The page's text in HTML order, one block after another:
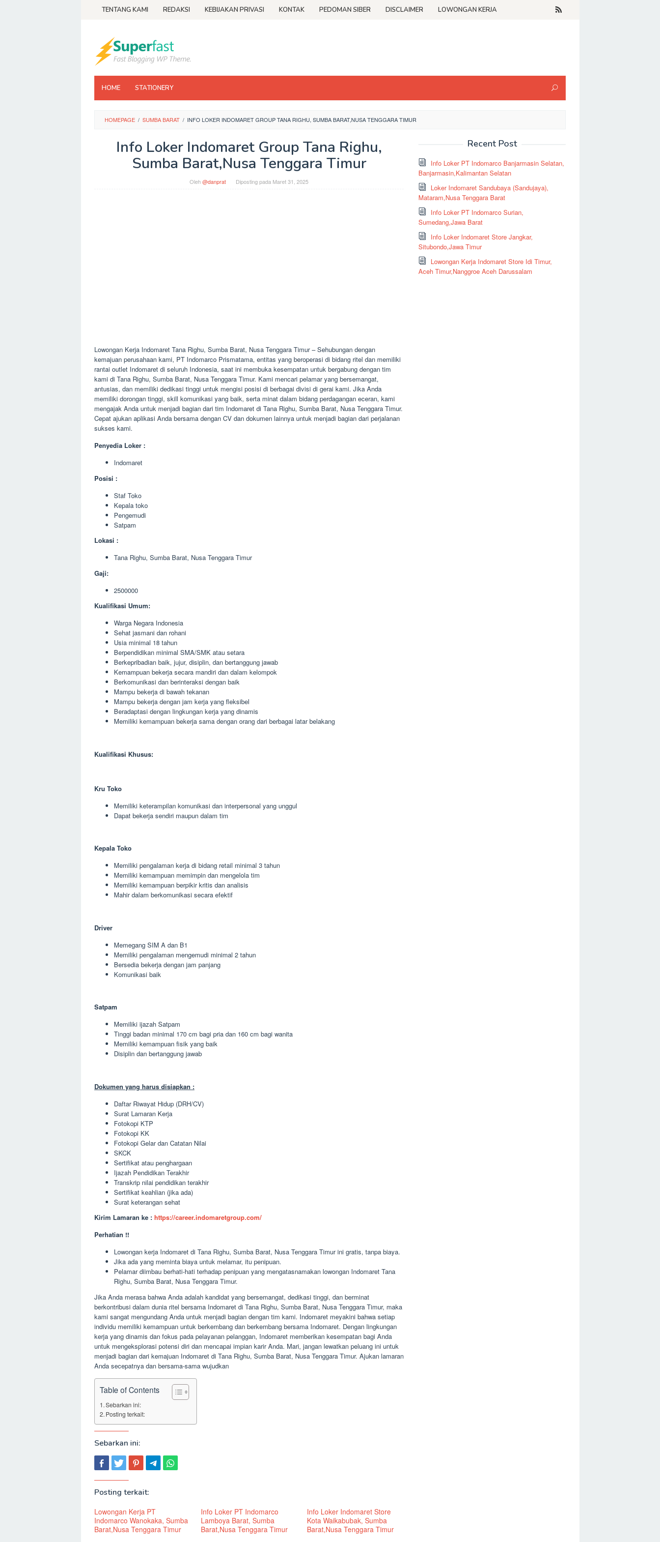
TENTANG KAMI REDAKSI KEBIJAKAN PRIVASI KONTAK PEDOMAN SIBER DISCLAIMER LOWONGAN KERJA
HOME STATIONERY
HOMEPAGE / SUMBA BARAT / INFO LOKER INDOMARET GROUP TANA RIGHU, SUMBA BARAT,NUSA TENGGARA TIMUR
Info Loker Indomaret Group Tana Righu,
Sumba Barat,Nusa Tenggara Timur
Oleh@danprat Diposting pada Maret 31, 2025
Lowongan Kerja Indomaret Tana Righu, Sumba Barat, Nusa Tenggara Timur – Sehubungan dengan
kemajuan perusahaan kami, PT Indomarco Prismatama, entitas yang beroperasi di bidang ritel dan memiliki
rantai outlet Indomaret di seluruh Indonesia, saat ini membuka kesempatan untuk bergabung dengan tim
kami di Tana Righu, Sumba Barat, Nusa Tenggara Timur. Kami mencari pelamar yang bersemangat,
antusias, dan memiliki dedikasi tinggi untuk mengisi posisi di berbagai divisi di gerai kami. Jika Anda
memiliki dorongan tinggi, skill komunikasi yang baik, serta minat dalam bidang perdagangan eceran, kami
mengajak Anda untuk menjadi bagian dari tim Indomaret di Tana Righu, Sumba Barat, Nusa Tenggara Timur.
Cepat ajukan aplikasi Anda bersama dengan CV dan dokumen lainnya untuk menjadi bagian dari perjalanan
sukses kami.
Penyedia Loker :
Indomaret
Posisi :
Staf Toko
Kepala toko
Pengemudi
Satpam
Lokasi :
Tana Righu, Sumba Barat, Nusa Tenggara Timur
Gaji:
2500000
Kualifikasi Umum:
Warga Negara Indonesia
Sehat jasmani dan rohani
Usia minimal 18 tahun
Berpendidikan minimal SMA/SMK atau setara
Berkepribadian baik, jujur, disiplin, dan bertanggung jawab
Kemampuan bekerja secara mandiri dan dalam kelompok
Berkomunikasi dan berinteraksi dengan baik
Mampu bekerja di bawah tekanan
Mampu bekerja dengan jam kerja yang fleksibel
Beradaptasi dengan lingkungan kerja yang dinamis
Memiliki kemampuan bekerja sama dengan orang dari berbagai latar belakang
Kualifikasi Khusus:
Kru Toko
Memiliki keterampilan komunikasi dan interpersonal yang unggul
Dapat bekerja sendiri maupun dalam tim
Kepala Toko
Memiliki pengalaman kerja di bidang retail minimal 3 tahun
Memiliki kemampuan memimpin dan mengelola tim
Memiliki kemampuan berpikir kritis dan analisis
Mahir dalam berkomunikasi secara efektif
Driver
Memegang SIM A dan B1
Memiliki pengalaman mengemudi minimal 2 tahun
Bersedia bekerja dengan jam panjang
Komunikasi baik
Satpam
Memiliki ijazah Satpam
Tinggi badan minimal 170 cm bagi pria dan 160 cm bagi wanita
Memiliki kemampuan fisik yang baik
Disiplin dan bertanggung jawab
Dokumen yang harus disiapkan :
Daftar Riwayat Hidup (DRH/CV)
Surat Lamaran Kerja
Fotokopi KTP
Fotokopi KK
Fotokopi Gelar dan Catatan Nilai
SKCK
Sertifikat atau penghargaan
Ijazah Pendidikan Terakhir
Transkrip nilai pendidikan terakhir
Sertifikat keahlian (jika ada)
Surat keterangan sehat
Kirim Lamaran ke : https://career.indomaretgroup.com/
Perhatian !!
Lowongan kerja Indomaret di Tana Righu, Sumba Barat, Nusa Tenggara Timur ini gratis, tanpa biaya.
Jika ada yang meminta biaya untuk melamar, itu penipuan.
Pelamar diimbau berhati-hati terhadap penipuan yang mengatasnamakan lowongan Indomaret Tana
Righu, Sumba Barat, Nusa Tenggara Timur.
Jika Anda merasa bahwa Anda adalah kandidat yang bersemangat, dedikasi tinggi, dan berminat
berkontribusi dalam dunia ritel bersama Indomaret di Tana Righu, Sumba Barat, Nusa Tenggara Timur, maka
kami sangat mengundang Anda untuk menjadi bagian dengan tim kami. Indomaret meyakini bahwa setiap
individu memiliki kemampuan untuk berkembang dan berkembang bersama Indomaret. Dengan lingkungan
kerja yang dinamis dan fokus pada pelayanan pelanggan, Indomaret memberikan kesempatan bagi Anda
untuk mengeksplorasi potensi diri dan mencapai impian karir Anda. Mari, jangan lewatkan peluang ini untuk
menjadi bagian dari kemajuan Indomaret di Tana Righu, Sumba Barat, Nusa Tenggara Timur. Ajukan lamaran
Anda secepatnya dan bersama-sama wujudkan
Table of Contents
Sebarkan ini:
Posting terkait:
Sebarkan ini:
Posting terkait:
Lowongan Kerja PT
Indomarco Wanokaka, Sumba
Barat,Nusa Tenggara Timur
Info Loker PT Indomarco
Lamboya Barat, Sumba
Barat,Nusa Tenggara Timur
Info Loker Indomaret Store
Kota Waikabubak, Sumba
Barat,Nusa Tenggara Timur
Recent Post
Info Loker PT Indomarco Banjarmasin Selatan,
Banjarmasin,Kalimantan Selatan
Loker Indomaret Sandubaya (Sandujaya),
Mataram,Nusa Tenggara Barat
Info Loker PT Indomarco Surian,
Sumedang,Jawa Barat
Info Loker Indomaret Store Jangkar,
Situbondo,Jawa Timur
Lowongan Kerja Indomaret Store Idi Timur,
Aceh Timur,Nanggroe Aceh Darussalam